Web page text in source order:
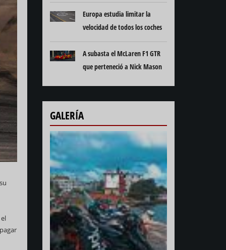
Europa estudia limitar la
velocidad de todos los coches
A subasta el McLaren F1 GTR
que perteneció a Nick Mason
GALERÍA